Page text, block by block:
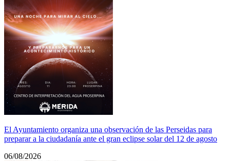
El Ayuntamiento organiza una observación de las Perseidas para
preparar a la ciudadanía ante el gran eclipse solar del 12 de agosto
06/08/2026